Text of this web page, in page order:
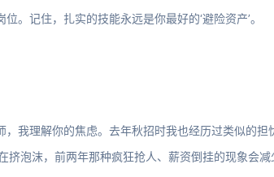
。记住，扎实的技能永远是你最好的‘避险资产’。
我理解你的焦虑。去年秋招时我也经历过类似的担
泡沫，前两年那种疯狂抢人、薪资倒挂的现象会减